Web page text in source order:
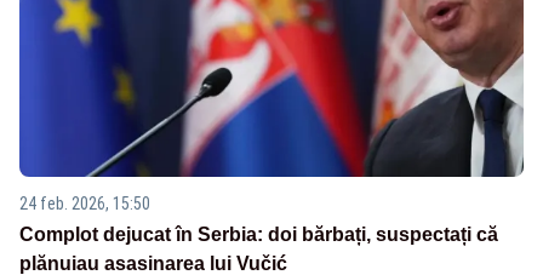
24 feb. 2026, 15:50
Complot dejucat în Serbia: doi bărbați, suspectați că
plănuiau asasinarea lui Vučić